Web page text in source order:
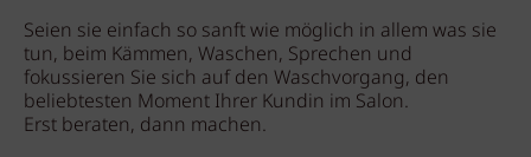
Seien sie einfach so sanft wie möglich in allem was sie
tun, beim Kämmen, Waschen, Sprechen und
fokussieren Sie sich auf den Waschvorgang, den
beliebtesten Moment Ihrer Kundin im Salon.
Erst beraten, dann machen.